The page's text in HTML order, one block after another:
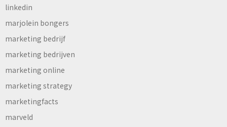
linkedin
marjolein bongers
marketing bedrijf
marketing bedrijven
marketing online
marketing strategy
marketingfacts
marveld